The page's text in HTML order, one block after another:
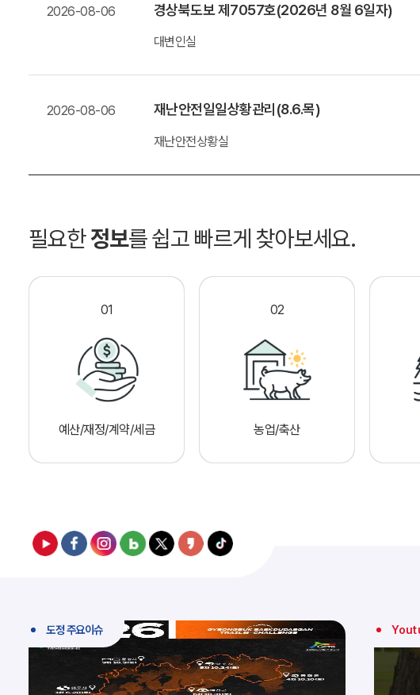
2026-08-06 경상북도보 제7057호(2026년 8월 6일자)
대변인실
2026-08-06 재난안전일일상황관리(8.6.목)
재난안전상황실
필요한정보를 쉽고 빠르게 찾아보세요.
01
예산/재정/계약/세금
02
농업/축산
도정 주요이슈